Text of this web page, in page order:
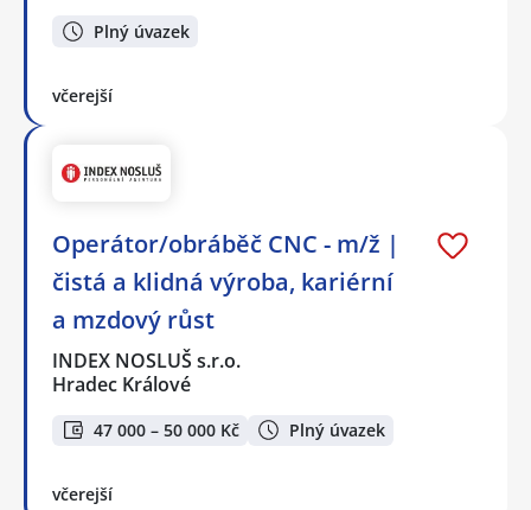
Plný úvazek
včerejší
Operátor/obráběč CNC - m/ž |
čistá a klidná výroba, kariérní
a mzdový růst
INDEX NOSLUŠ s.r.o.
Hradec Králové
47 000 – 50 000 Kč Plný úvazek
včerejší